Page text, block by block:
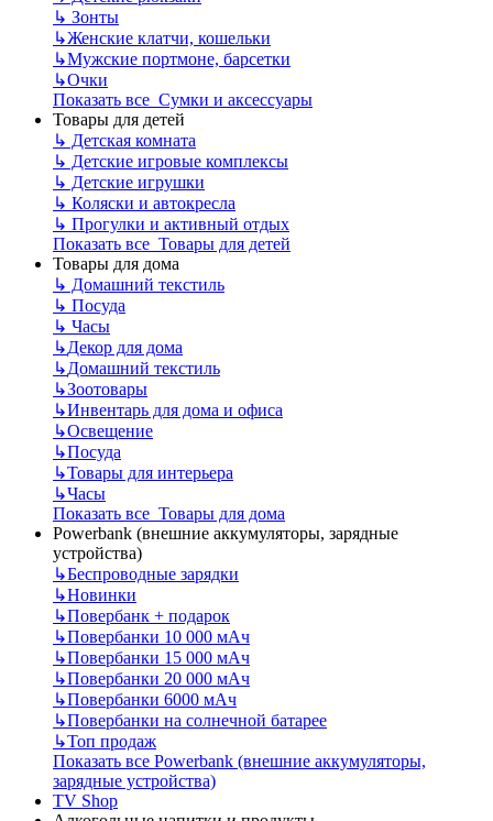
↳ Зонты
↳Женские клатчи, кошельки
↳Мужские портмоне, барсетки
↳Очки
Показать все Сумки и аксессуары
Товары для детей
↳ Детская комната
↳ Детские игровые комплексы
↳ Детские игрушки
↳ Коляски и автокресла
↳ Прогулки и активный отдых
Показать все Товары для детей
Товары для дома
↳ Домашний текстиль
↳ Посуда
↳ Часы
↳Декор для дома
↳Домашний текстиль
↳Зоотовары
↳Инвентарь для дома и офиса
↳Освещение
↳Посуда
↳Товары для интерьера
↳Часы
Показать все Товары для дома
Powerbank (внешние аккумуляторы, зарядные
устройства)
↳Беспроводные зарядки
↳Новинки
↳Повербанк + подарок
↳Повербанки 10 000 мАч
↳Повербанки 15 000 мАч
↳Повербанки 20 000 мАч
↳Повербанки 6000 мАч
↳Повербанки на солнечной батарее
↳Топ продаж
Показать все Powerbank (внешние аккумуляторы,
зарядные устройства)
TV Shop